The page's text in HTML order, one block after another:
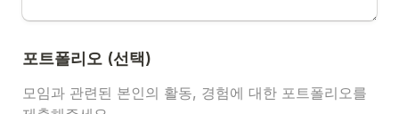
포트폴리오 (선택)
모임과 관련된 본인의 활동, 경험에 대한 포트폴리오를